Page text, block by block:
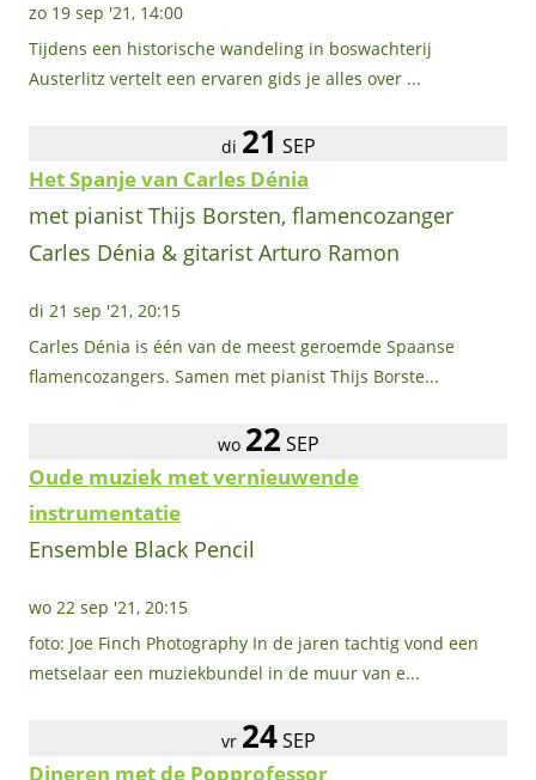
zo 19 sep '21, 14:00
Tijdens een historische wandeling in boswachterij
Austerlitz vertelt een ervaren gids je alles over ...
di 21 SEP
Het Spanje van Carles Dénia
met pianist Thijs Borsten, flamencozanger
Carles Dénia & gitarist Arturo Ramon
di 21 sep '21, 20:15
Carles Dénia is één van de meest geroemde Spaanse
flamencozangers. Samen met pianist Thijs Borste...
wo 22 SEP
Oude muziek met vernieuwende
instrumentatie
Ensemble Black Pencil
wo 22 sep '21, 20:15
foto: Joe Finch Photography In de jaren tachtig vond een
metselaar een muziekbundel in de muur van e...
vr 24 SEP
Dineren met de Popprofessor